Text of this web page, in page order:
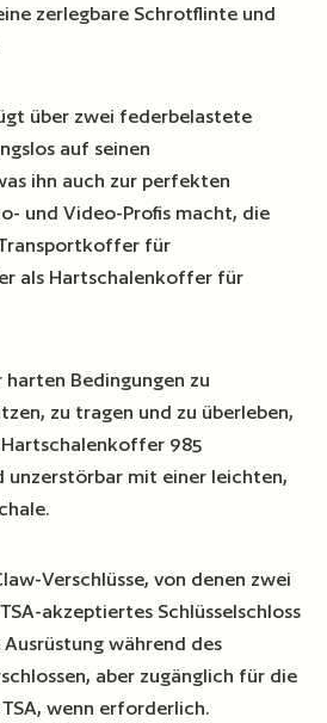
zerlegbare Schrotflinte und
über zwei federbelastete
auf seinen
ihn auch zur perfekten
und Video-Profis macht, die
für
als Hartschalenkoffer für
Bedingungen zu
zu tragen und zu überleben,
985
unzerstörbar mit einer leichten,
Verschlüsse, von denen zwei
akzeptiertes Schlüsselschloss
während des
aber zugänglich für die
wenn erforderlich.